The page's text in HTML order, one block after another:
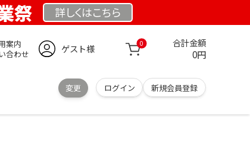
祭 詳しくはこちら
案内
合わせ
ゲスト様 0 合計金額
0円
変更 ログイン 新規会員登録